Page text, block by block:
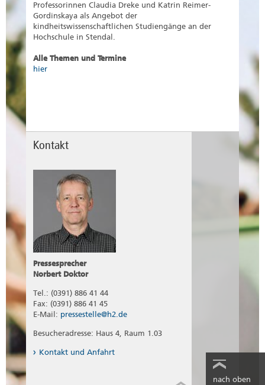
Professorinnen Claudia Dreke und Katrin Reimer-
Gordinskaya als Angebot der
kindheitswissenschaftlichen Studiengänge an der
Hochschule in Stendal.
Alle Themen und Termine
hier
Kontakt
Pressesprecher
Norbert Doktor
Tel.: (0391) 886 41 44
Fax: (0391) 886 41 45
E-Mail: pressestelle@h2.de
Besucheradresse: Haus 4, Raum 1.03
Kontakt und Anfahrt
nach oben